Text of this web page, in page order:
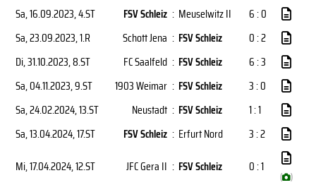
Sa, 16.09.2023, 4.ST FSV Schleiz : Meuselwitz II
6 : 0
Sa, 23.09.2023, 1.R Schott Jena : FSV Schleiz
0 : 2
Di, 31.10.2023, 8.ST FC Saalfeld : FSV Schleiz
6 : 3
Sa, 04.11.2023, 9.ST 1903 Weimar : FSV Schleiz
3 : 0
Sa, 24.02.2024, 13.ST Neustadt : FSV Schleiz
1 : 1
Sa, 13.04.2024, 17.ST FSV Schleiz : Erfurt Nord
3 : 2
Mi, 17.04.2024, 12.ST JFC Gera II : FSV Schleiz 0 : 1
( )